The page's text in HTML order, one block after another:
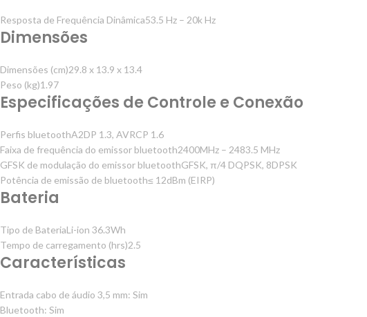
Resposta de Frequência Dinâmica53.5 Hz – 20k Hz
Dimensões
Dimensões (cm)29.8 x 13.9 x 13.4
Peso (kg)1.97
Especificações de Controle e Conexão
Perfis bluetoothA2DP 1.3, AVRCP 1.6
Faixa de frequência do emissor bluetooth2400MHz – 2483.5 MHz
GFSK de modulação do emissor bluetoothGFSK, π/4 DQPSK, 8DPSK
Potência de emissão de bluetooth≤ 12dBm (EIRP)
Bateria
Tipo de BateriaLi-ion 36.3Wh
Tempo de carregamento (hrs)2.5
Características
Entrada cabo de áudio 3,5 mm: Sim
Bluetooth: Sim